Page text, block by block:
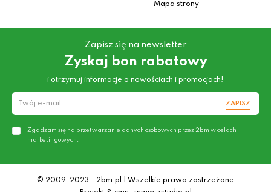
Mapa strony
Zapisz się na newsletter
Zyskaj bon rabatowy
i otrzymuj informacje o nowościach i promocjach!
ZAPISZ
Zgadzam się na przetwarzanie danych osobowych przez 2bm w celach
marketingowych.
© 2009-2023 - 2bm.pl | Wszelkie prawa zastrzeżone